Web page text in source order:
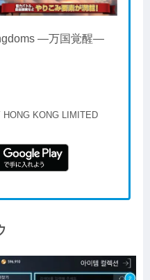
―万国覚醒―
HONG KONG LIMITED